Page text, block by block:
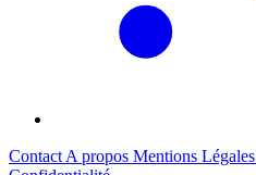
Contact A propos Mentions Légales